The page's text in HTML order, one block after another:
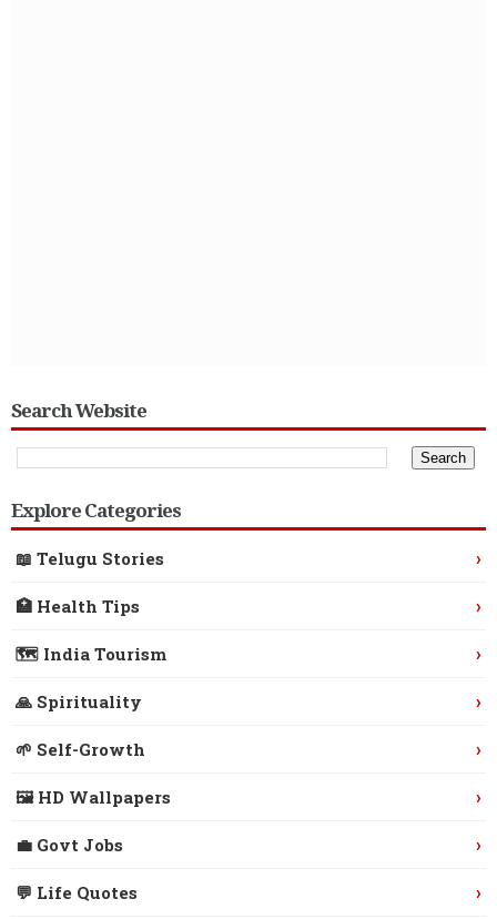
Search Website
Explore Categories
📖 Telugu Stories ›
🏥 Health Tips ›
🗺️ India Tourism ›
🙏 Spirituality ›
🌱 Self-Growth ›
🖼️ HD Wallpapers ›
💼 Govt Jobs ›
💬 Life Quotes ›